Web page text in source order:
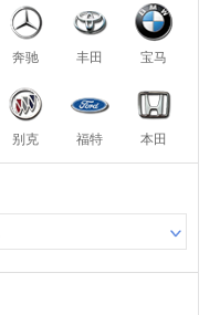
奔驰 丰田 宝马
别克 福特 本田